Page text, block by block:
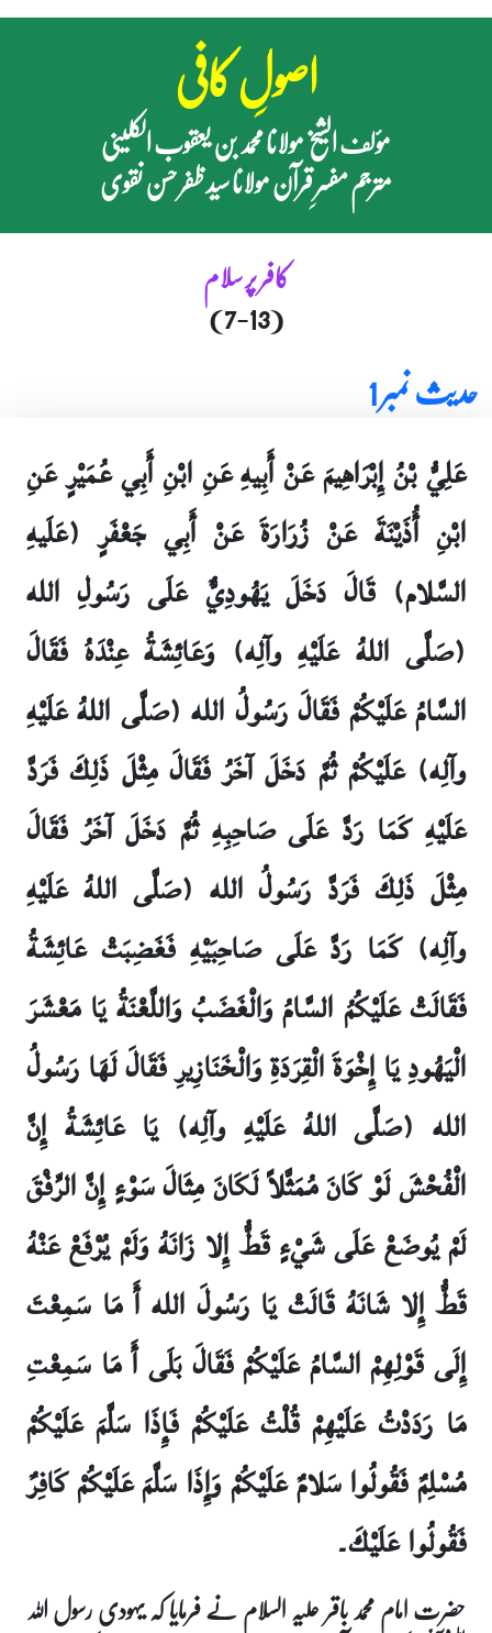
اصولِ کافی
مؤلف الشیخ مولانا محمد بن یعقوب الکلینی
مترجم مفسرِ قرآن مولانا سید ظفر حسن نقوی
کافر پر سلام
(7-13)
حدیث نمبر 1
عَلِيُّ بْنُ إِبْرَاهِيمَ عَنْ أَبِيهِ عَنِ ابْنِ أَبِي عُمَيْرٍ عَنِ
ابْنِ أُذَيْنَةَ عَنْ زُرَارَةَ عَنْ أَبِي جَعْفَرٍ (عَلَيهِ
السَّلام) قَالَ دَخَلَ يَهُودِيٌّ عَلَى رَسُولِ الله
(صَلَّى اللهُ عَلَيْهِ وآلِه) وَعَائِشَةُ عِنْدَهُ فَقَالَ
السَّامُ عَلَيْكُمْ فَقَالَ رَسُولُ الله (صَلَّى اللهُ عَلَيْهِ
وآلِه) عَلَيْكُمْ ثُمَّ دَخَلَ آخَرُ فَقَالَ مِثْلَ ذَلِكَ فَرَدَّ
عَلَيْهِ كَمَا رَدَّ عَلَى صَاحِبِهِ ثُمَّ دَخَلَ آخَرُ فَقَالَ
مِثْلَ ذَلِكَ فَرَدَّ رَسُولُ الله (صَلَّى اللهُ عَلَيْهِ
وآلِه) كَمَا رَدَّ عَلَى صَاحِبَيْهِ فَغَضِبَتْ عَائِشَةُ
فَقَالَتْ عَلَيْكُمُ السَّامُ وَالْغَضَبُ وَاللَّعْنَةُ يَا مَعْشَرَ
الْيَهُودِ يَا إِخْوَةَ الْقِرَدَةِ وَالْخَنَازِيرِ فَقَالَ لَهَا رَسُولُ
الله (صَلَّى اللهُ عَلَيْهِ وآلِه) يَا عَائِشَةُ إِنَّ
الْفُحْشَ لَوْ كَانَ مُمَثَّلاً لَكَانَ مِثَالَ سَوْءٍ إِنَّ الرِّفْقَ
لَمْ يُوضَعْ عَلَى شَيْ‏ءٍ قَطُّ إِلا زَانَهُ وَلَمْ يُرْفَعْ عَنْهُ
قَطُّ إِلا شَانَهُ قَالَتْ يَا رَسُولَ الله أَ مَا سَمِعْتَ
إِلَى قَوْلِهِمْ السَّامُ عَلَيْكُمْ فَقَالَ بَلَى أَ مَا سَمِعْتِ
مَا رَدَدْتُ عَلَيْهِمْ قُلْتُ عَلَيْكُمْ فَإِذَا سَلَّمَ عَلَيْكُمْ
مُسْلِمٌ فَقُولُوا سَلامٌ عَلَيْكُمْ وَإِذَا سَلَّمَ عَلَيْكُمْ كَافِرٌ
فَقُولُوا عَلَيْكَ۔
حضرت امام محمد باقر علیہ السلام نے فرمایا کہ یہودی رسول اللہ